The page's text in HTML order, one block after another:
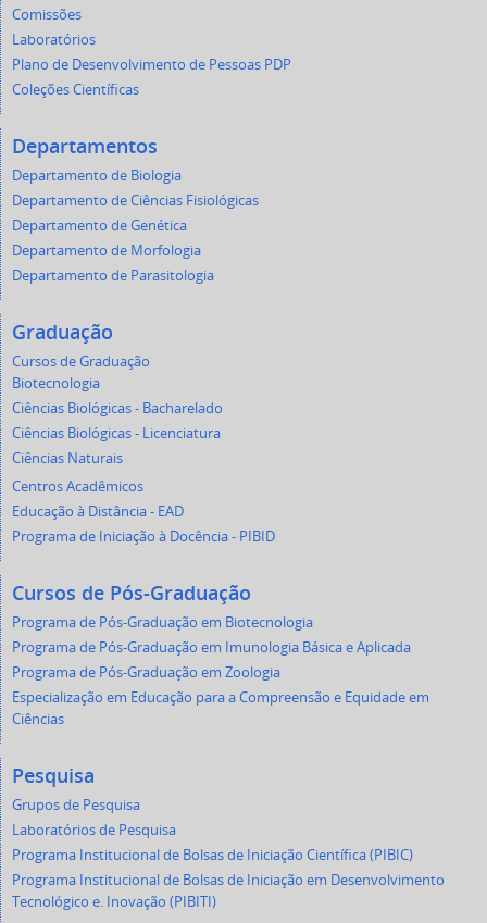
Comissões
Laboratórios
Plano de Desenvolvimento de Pessoas PDP
Coleções Científicas
Departamentos
Departamento de Biologia
Departamento de Ciências Fisiológicas
Departamento de Genética
Departamento de Morfologia
Departamento de Parasitologia
Graduação
Cursos de Graduação
Biotecnologia
Ciências Biológicas - Bacharelado
Ciências Biológicas - Licenciatura
Ciências Naturais
Centros Acadêmicos
Educação à Distância - EAD
Programa de Iniciação à Docência - PIBID
Cursos de Pós-Graduação
Programa de Pós-Graduação em Biotecnologia
Programa de Pós-Graduação em Imunologia Básica e Aplicada
Programa de Pós-Graduação em Zoologia
Especialização em Educação para a Compreensão e Equidade em
Ciências
Pesquisa
Grupos de Pesquisa
Laboratórios de Pesquisa
Programa Institucional de Bolsas de Iniciação Científica (PIBIC)
Programa Institucional de Bolsas de Iniciação em Desenvolvimento
Tecnológico e. Inovação (PIBITI)